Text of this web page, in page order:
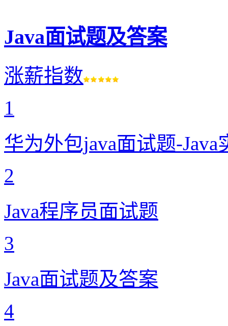
Java面试题及答案
涨薪指数
1
华为外包java面试题-
2
Java程序员面试题
3
Java面试题及答案
4